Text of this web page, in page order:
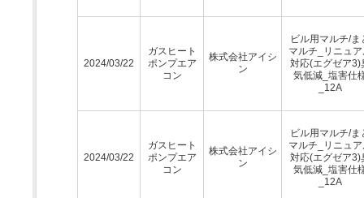
2024/03/22
ガスヒート
ポンプエア
コン
株式会社アイシ
ン
ビル用マルチ/ま
マルチ_リニュ
対応(エグゼア3)
気低減_塩害仕
_12A
2024/03/22
ガスヒート
ポンプエア
コン
株式会社アイシ
ン
ビル用マルチ/ま
マルチ_リニュ
対応(エグゼア3)
気低減_塩害仕
_12A